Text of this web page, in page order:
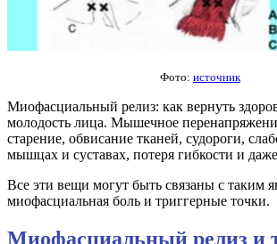
Фото: источник
Миофасциальный релиз: как вернуть
молодость лица. Мышечное
старение, обвисание тканей, судороги,
мышцах и суставах, потеря гибкости и
Все эти вещи могут быть связаны с таким
миофасциальная боль и триггерные точки.
Миофасциальный релиз и